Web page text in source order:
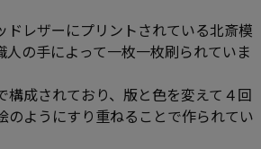
ドレザーにプリントされている北斎模
人の手によって一枚一枚刷られていま
構成されており、版と色を変えて４回
のようにすり重ねることで作られてい